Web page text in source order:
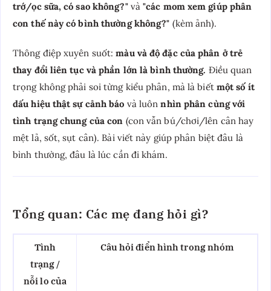
trớ/ọc sữa, có sao không?"và"các mom xem giúp phân
con thế này có bình thường không?" (kèm ảnh).
Thông điệp xuyên suốt:màu và độ đặc của phân ở trẻ
thay đổi liên tục và phần lớn là bình thường. Điều quan
trọng không phải soi từng kiểu phân, mà là biết một số ít
dấu hiệu thật sự cảnh báo và luônnhìn phân cùng với
tình trạng chung của con (con vẫn bú/chơi/lên cân hay
mệt lả, sốt, sụt cân). Bài viết này giúp phân biệt đâu là
bình thường, đâu là lúc cần đi khám.
Tổng quan: Các mẹ đang hỏi gì?
Tình
trạng /
nỗi lo của
Câu hỏi điển hình trong nhóm